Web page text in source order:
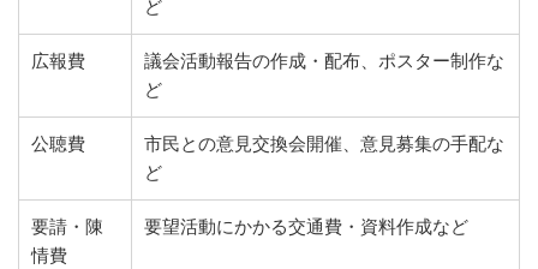
ど
広報費
議会活動報告の作成・配布、ポスター制作な
ど
公聴費
市民との意見交換会開催、意見募集の手配な
ど
要請・陳
情費
要望活動にかかる交通費・資料作成など